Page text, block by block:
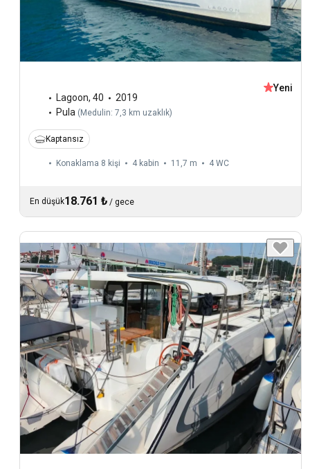
Lagoon, 40
2019
Pula ( Medulin: 7,3 km uzaklık)
Yeni
Kaptansız
Konaklama 8 kişi 4 kabin 11,7 m 4 WC
En düşük18.761 ₺ / gece